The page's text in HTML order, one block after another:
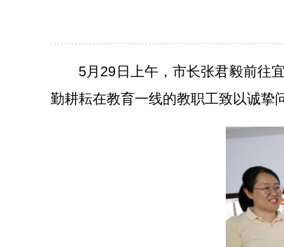
5月29日上午，市长张君毅前往宜
勤耕耘在教育一线的教职工致以诚挚